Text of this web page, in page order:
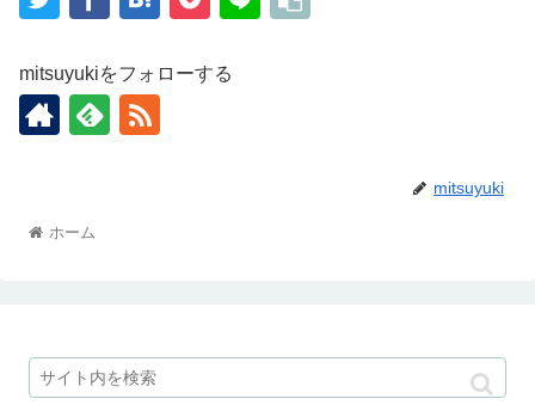
mitsuyukiをフォローする
mitsuyuki
ホーム